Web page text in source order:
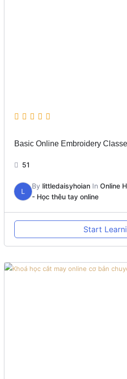
Basic Online Embroidery
51
L
By littledaisyhoian InOnline
- Học thêu tay online
Start